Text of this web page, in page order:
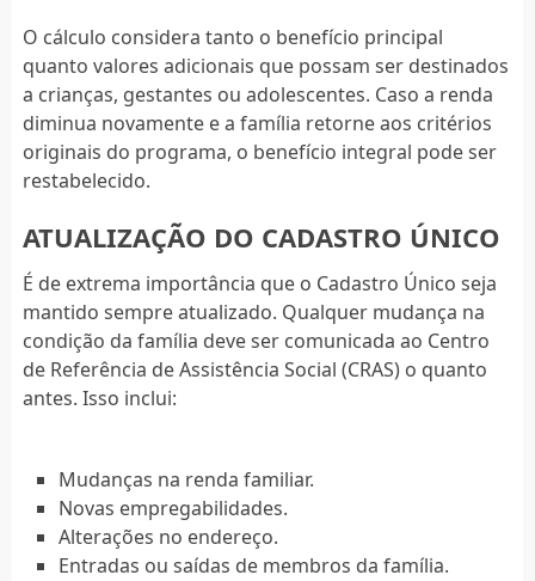
O cálculo considera tanto o benefício principal
quanto valores adicionais que possam ser destinados
a crianças, gestantes ou adolescentes. Caso a renda
diminua novamente e a família retorne aos critérios
originais do programa, o benefício integral pode ser
restabelecido.
ATUALIZAÇÃO DO CADASTRO ÚNICO
É de extrema importância que o Cadastro Único seja
mantido sempre atualizado. Qualquer mudança na
condição da família deve ser comunicada ao Centro
de Referência de Assistência Social (CRAS) o quanto
antes. Isso inclui:
Mudanças na renda familiar.
Novas empregabilidades.
Alterações no endereço.
Entradas ou saídas de membros da família.